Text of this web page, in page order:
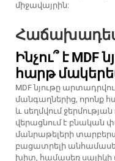
միջավայրին:
Ինչու՞ է MDF
հարթ
MDF նյութը
մանգաղներից, որոնք
և սեղմվում
վերացնում է բնական
մանրաթելերի
բացատրելի
խիտ, համասեռ սալիկի